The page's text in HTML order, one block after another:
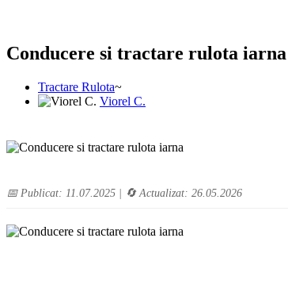
Conducere si tractare rulota iarna
Tractare Rulota
Viorel C.
📅 Publicat: 11.07.2025 | 🔄 Actualizat: 26.05.2026